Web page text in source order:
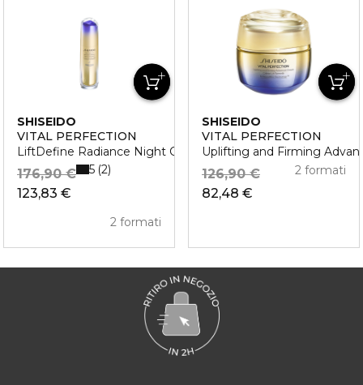
Eye Cream
SHISEIDO
VITAL PERFECTION
LiftDefine Radiance Night Concentrate
123,83 €
176,90 €
2 formati
5 2
SHISEIDO
VITAL PERFECTION
Uplifting and Firming
82,48 €
126,90 € 2 formati